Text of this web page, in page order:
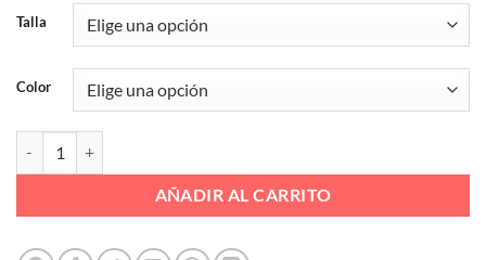
Talla
Color
AÑADIR AL CARRITO